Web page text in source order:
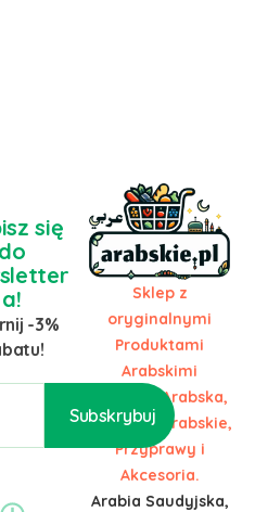
Sklep z
oryginalnymi
Produktami
Arabskimi
Żywność Arabska,
Słodycze Arabskie,
Przyprawy i
Akcesoria.
Arabia Saudyjska,
się
do
a!
-3%